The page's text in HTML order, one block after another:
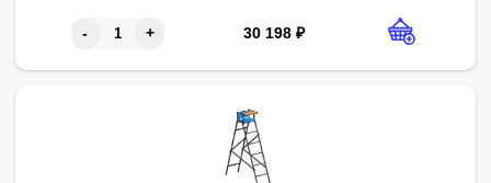
- + 30 198 ₽